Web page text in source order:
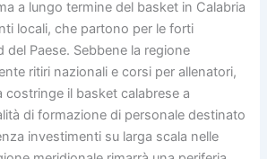
a lungo termine del basket in Calabria
locali, che partono per le forti
del Paese. Sebbene la regione
ritiri nazionali e corsi per allenatori,
costringe il basket calabrese a
di formazione di personale destinato
investimenti su larga scala nelle